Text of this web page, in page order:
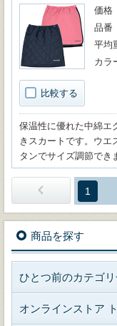
比較する
価格
品番
平均
カラ
保温性に優れた中綿エ
きスカートです。ウエ
タンでサイズ調節でき
1
商品を探す
ひとつ前のカテゴ
オンラインストア